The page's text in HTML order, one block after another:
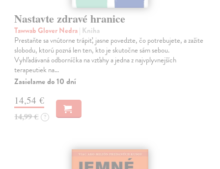
Nastavte zdravé hranice
Tawwab Glover Nedra| Kniha
Prestaňte sa vnútorne trápiť, jasne povedzte, čo potrebujete, a zažite
slobodu, ktorú pozná len ten, kto je skutočne sám sebou.
Vyhľadávaná odborníčka na vzťahy a jedna z najvplyvnejších
terapeutiek na…
Zasielame do 10 dní
14,54 €
14,99 € ?